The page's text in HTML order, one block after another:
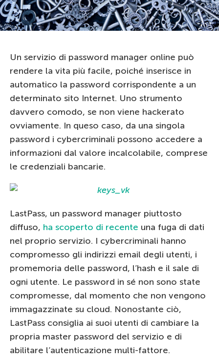
Un servizio di password manager online può
rendere la vita più facile, poiché inserisce in
automatico la password corrispondente a un
determinato sito Internet. Uno strumento
davvero comodo, se non viene hackerato
ovviamente. In queso caso, da una singola
password i cybercriminali possono accedere a
informazioni dal valore incalcolabile, comprese
le credenziali bancarie.
LastPass, un password manager piuttosto
diffuso, ha scoperto di recente una fuga di dati
nel proprio servizio. I cybercriminali hanno
compromesso gli indirizzi email degli utenti, i
promemoria delle password, l’hash e il sale di
ogni utente. Le password in sé non sono state
compromesse, dal momento che non vengono
immagazzinate su cloud. Nonostante ciò,
LastPass consiglia ai suoi utenti di cambiare la
propria master password del servizio e di
abilitare l’autenticazione multi-fattore.